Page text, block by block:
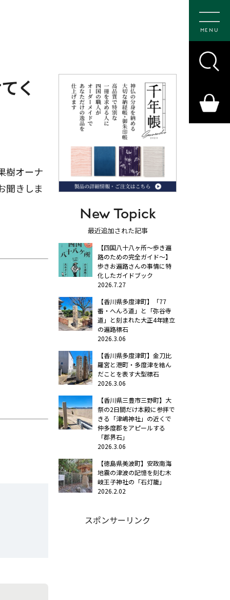
MENU
く
樹オーナ
聞きしま
New Topick
最近追加された記事
【四国八十八ヶ所～歩き遍
路のための完全ガイド～】
歩きお遍路さんの事情に特
化したガイドブック
2026.7.27
【香川県多度津町】「77
番・へんろ道」と「弥谷寺
道」と刻まれた大正4年建立
の遍路標石
2026.3.06
【香川県多度津町】金刀比
羅宮と港町・多度津を結ん
だことを表す大型標石
2026.3.06
【香川県三豊市三野町】大
祭の2日間だけ本殿に参拝で
きる「津嶋神社」の近くで
仲多度郡をアピールする
「郡界石」
2026.3.06
【徳島県美波町】安政南海
地震の津波の記憶を刻む木
岐王子神社の「石灯籠」
2026.2.02
スポンサーリンク